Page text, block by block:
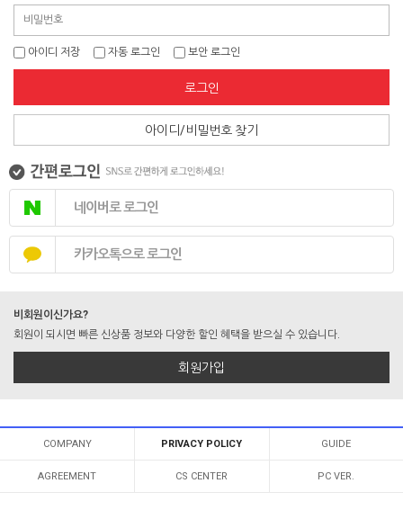
아이디 저장 자동 로그인 보안 로그인
로그인
아이디/비밀번호 찾기
네이버로 로그인
카카오톡으로 로그인
비회원이신가요?
회원이 되시면 빠른 신상품 정보와 다양한 할인 혜택을 받으실 수 있습니다.
회원가입
COMPANY PRIVACY POLICY GUIDE
AGREEMENT CS CENTER PC VER.